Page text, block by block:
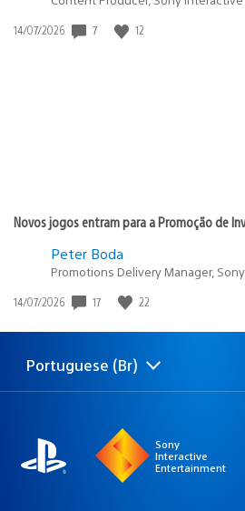
Data
14/07/2026 7 12
Novos jogos entram para a Promoção de
Peter Boda
Promotions Delivery Manager,
Data
publicação:
14/07/2026 17 22
Selecione
uma
Região
atual:
Portuguese (Br)
Sony
Interactive
Entertainment